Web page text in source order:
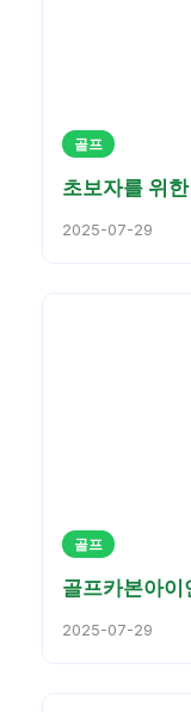
골프
초보자를 위
2025-07-29
골프
골프카본아이
2025-07-29